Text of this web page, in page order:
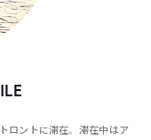
ロントに滞在。 滞在中はア